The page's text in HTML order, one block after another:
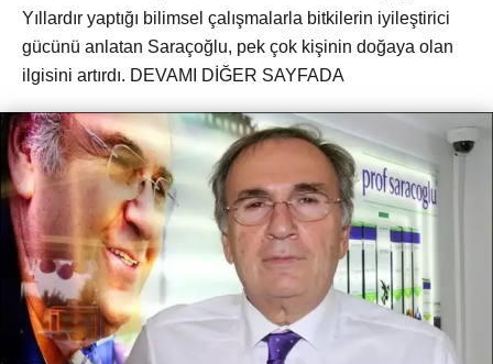
Yıllardır yaptığı bilimsel çalışmalarla bitkilerin iyileştirici
gücünü anlatan Saraçoğlu, pek çok kişinin doğaya olan
ilgisini artırdı. DEVAMI DİĞER SAYFADA